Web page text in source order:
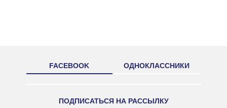
FACEBOOK ОДНОКЛАССНИКИ
ПОДПИСАТЬСЯ НА РАССЫЛКУ